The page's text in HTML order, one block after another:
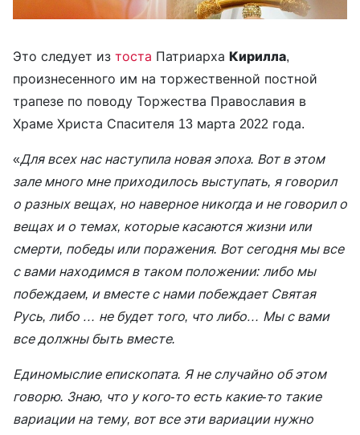
Это следует из тоста Патриарха Кирилла,
произнесенного им на торжественной постной
трапезе по поводу Торжества Православия в
Храме Христа Спасителя 13 марта 2022 года.
«Для всех нас наступила новая эпоха. Вот в этом
зале много мне приходилось выступать, я говорил
о разных вещах, но наверное никогда и не говорил о
вещах и о темах, которые касаются жизни или
смерти, победы или поражения. Вот сегодня мы все
с вами находимся в таком положении: либо мы
побеждаем, и вместе с нами побеждает Святая
Русь, либо … не будет того, что либо… Мы с вами
все должны быть вместе.
Единомыслие епископата. Я не случайно об этом
говорю. Знаю, что у кого-то есть какие-то такие
вариации на тему, вот все эти вариации нужно